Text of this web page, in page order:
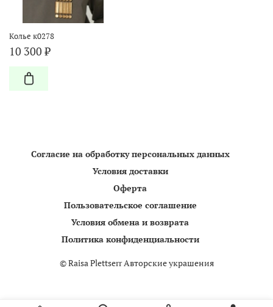
Колье к0278
10 300 ₽
Согласие на обработку персональных данных
Условия доставки
Оферта
Пользовательское соглашение
Условия обмена и возврата
Политика конфиденциальности
©Raisa Plettserr Авторские украшения